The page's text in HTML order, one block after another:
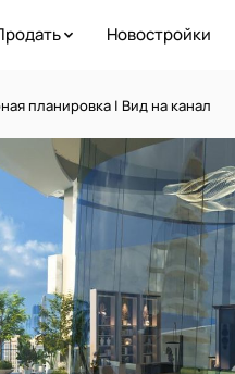
Новостройки
планировка | Вид на канал